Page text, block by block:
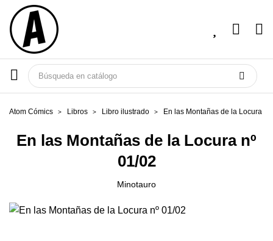
Atom Cómics Libros Libro ilustrado En las Montañas de la Locura nº
En las Montañas de la Locura nº
01/02
Minotauro